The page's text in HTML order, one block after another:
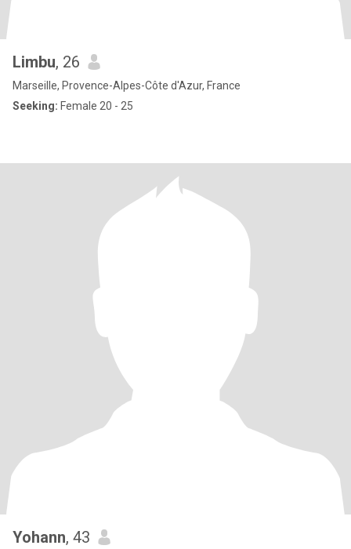
Limbu, 26
Marseille, Provence-Alpes-Côte d'Azur, France
Seeking: Female 20 - 25
Yohann, 43